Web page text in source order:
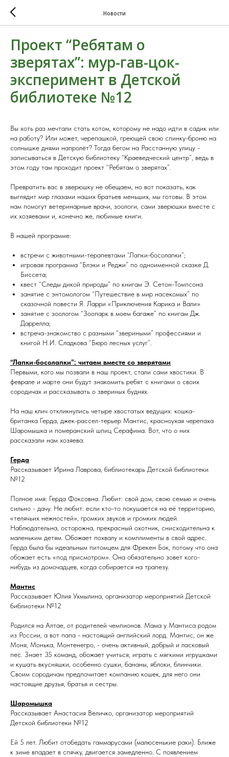
Новости
Проект “Ребятам о
зверятах”: мур-гав-цок-
эксперимент в Детской
библиотеке №12
Вы хоть раз мечтали стать котом, которому не надо идти в садик или
на работу? Или может, черепашкой, греющей свою спинку-броню на
солнышке днями напролёт? Тогда бегом на Расстанную улицу -
записываться в Детскую библиотеку “Краеведческий центр”, ведь в
этом году там проходит проект “Ребятам о зверятах”.
Превратить вас в зверюшку не обещаем, но вот показать, как
выглядит мир глазами наших братьев меньших, мы готовы. В этом
нам помогут ветеринарные врачи, зоологи, сами зверюшки вместе с
их хозяевами и, конечно же, любимые книги.
В нашей программе:
встречи с животными-терапевтами “Лапки-босолапки”;
игровая программа “Блэки и Реджи” по одноименной сказке Д.
Биссета;
квест “Следы дикой природы” по книгам Э. Сетон-Томпсона
занятие с энтомологом “Путешествие в мир насекомых” по
сказочной повести Я. Ларри «Приключения Карика и Вали»
занятие с зоологом “Зоопарк в моем багаже” по книгам Дж.
Даррелла;
встреча-знакомство с разными “звериными” профессиями и
книгой Н.И. Сладкова “Бюро лесных услуг”.
“Лапки-босолапки”: читаем вместе со зверятами
Первыми, кого мы позвали в наш проект, стали сами хвостики. В
феврале и марте они будут знакомить ребят с книгами о своих
сородичах и рассказывать о звериных буднях.
На наш клич откликнулись четыре хвостатых ведущих: кошка-
британка Герда, джек-рассел-терьер Мантис, красноухая черепаха
Шаромышка и померанский шпиц Серафима. Вот, что о них
рассказали нам хозяева:
Герда
Рассказывает Ирина Лаврова, библиотекарь Детской библиотеки
№12
Полное имя: Герда Фоксовна. Любит: свой дом, свою семью и очень
сильно - дачу. Не любит: если кто-то покушается на её территорию,
«телячьих нежностей», громких звуков и громких людей.
Наблюдательна, осторожна, прекрасный охотник, снисходительна к
маленьким детям. Обожает похвалу и комплименты в свой адрес.
Герда была бы идеальным питомцем для Фрекен Бок, потому что она
обожает есть «под присмотром». Она обязательно зовет кого-
нибудь из домочадцев, когда собирается на трапезу.
Мантис
Рассказывает Юлия Ухмылина, организатор мероприятий Детской
библиотеки №12
Родился на Алтае, от родителей чемпионов. Мама у Мантиса родом
из России, а вот папа - настоящий английский лорд. Мантис, он же
Моня, Монька, Монтенегро, - очень активный, добрый и ласковый
пес. Знает 35 команд, обожает учиться, играть с мягкими игрушками
и кушать вкусняшки, особенно сушки, бананы, яблоки, блинчики.
Своим сородичам предпочитает компанию кошек, для него они
настоящие друзья, братья и сестры.
Шаромышка
Рассказывает Анастасия Величко, организатор мероприятий
Детской библиотеки №12
Ей 5 лет. Любит отобедать гаммарусами (малюсенькие раки). Ближе
к зиме впадает в спячку, двигается замедленно. С появлением